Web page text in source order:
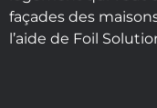
façades des
l’aide de Foil